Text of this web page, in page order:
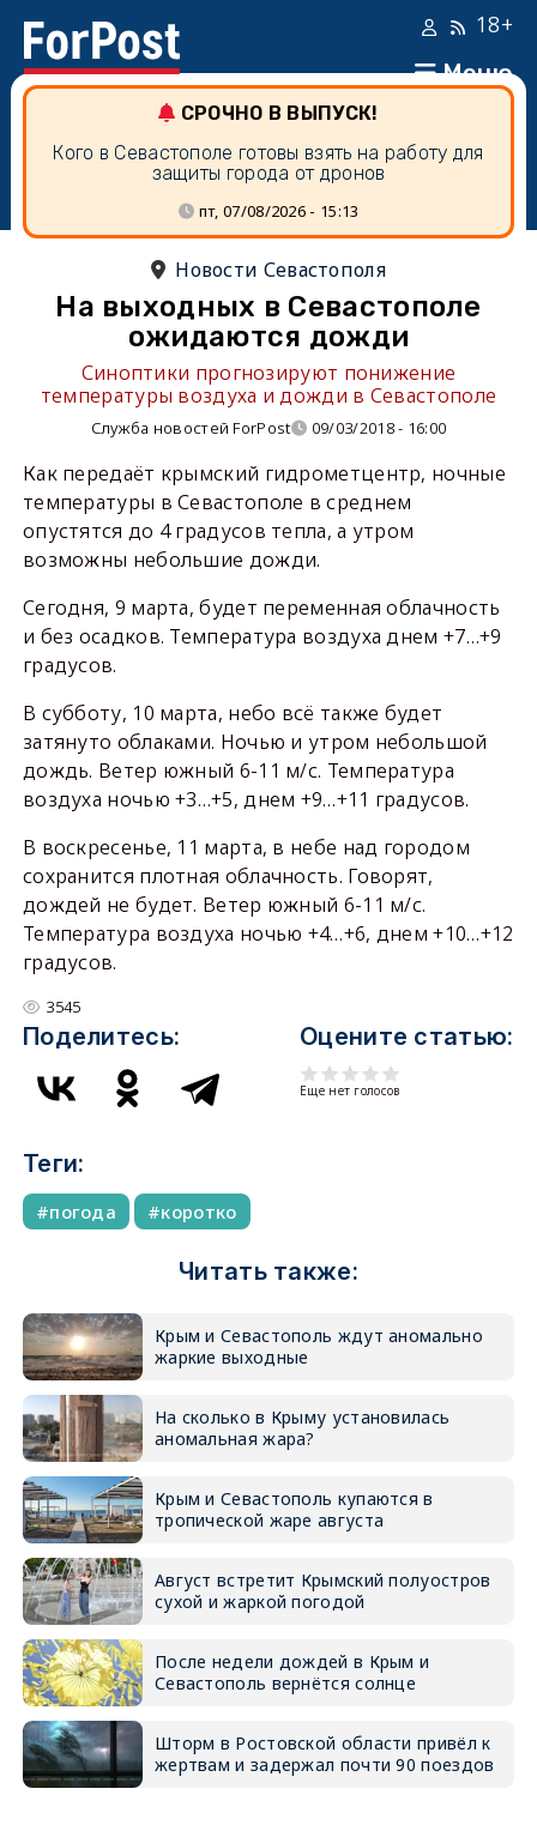
Меню
18+
СРОЧНО В ВЫПУСК!
Кого в Севастополе готовы взять на работу для
защиты города от дронов
пт, 07/08/2026 - 15:13
Новости Севастополя
На выходных в Севастополе
ожидаются дожди
Синоптики прогнозируют понижение
температуры воздуха и дожди в Севастополе
Служба новостей ForPost 09/03/2018 - 16:00
Как передаёт крымский гидрометцентр, ночные
температуры в Севастополе в среднем
опустятся до 4 градусов тепла, а утром
возможны небольшие дожди.
Сегодня, 9 марта, будет переменная облачность
и без осадков. Температура воздуха днем +7…+9
градусов.
В субботу, 10 марта, небо всё также будет
затянуто облаками. Ночью и утром небольшой
дождь. Ветер южный 6-11 м/с. Температура
воздуха ночью +3…+5, днем +9…+11 градусов.
В воскресенье, 11 марта, в небе над городом
сохранится плотная облачность. Говорят,
дождей не будет. Ветер южный 6-11 м/с.
Температура воздуха ночью +4…+6, днем +10…+12
градусов.
3545
Поделитесь: Оцените статью:
Еще нет голосов
Теги:
погода коротко
Читать также:
Крым и Севастополь ждут аномально
жаркие выходные
На сколько в Крыму установилась
аномальная жара?
Крым и Севастополь купаются в
тропической жаре августа
Август встретит Крымский полуостров
сухой и жаркой погодой
После недели дождей в Крым и
Севастополь вернётся солнце
Шторм в Ростовской области привёл к
жертвам и задержал почти 90 поездов